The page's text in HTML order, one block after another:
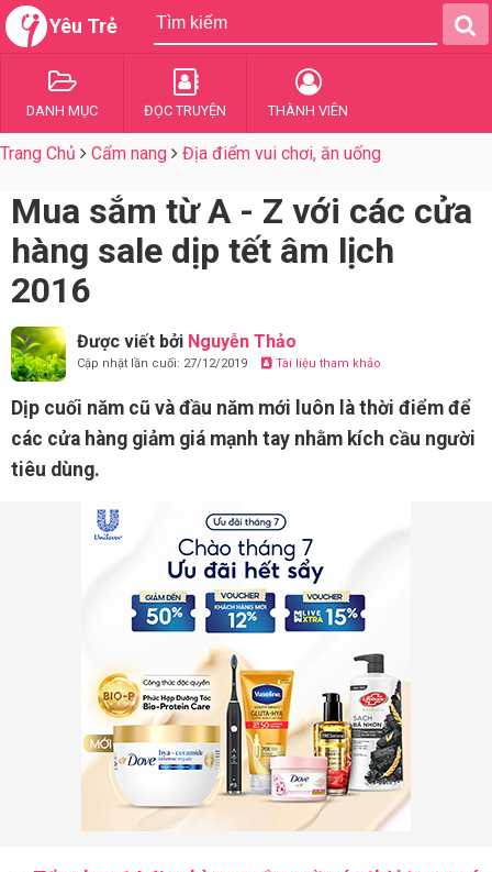
Yêu Trẻ
DANH MỤC ĐỌC TRUYỆN THÀNH VIÊN
Trang Chủ Cẩm nang Địa điểm vui chơi, ăn uống
Mua sắm từ A - Z với các cửa
hàng sale dịp tết âm lịch
2016
Được viết bởi Nguyễn Thảo
Cập nhật lần cuối: 27/12/2019 Tài liệu tham khảo
Dịp cuối năm cũ và đầu năm mới luôn là thời điểm để
các cửa hàng giảm giá mạnh tay nhằm kích cầu người
tiêu dùng.